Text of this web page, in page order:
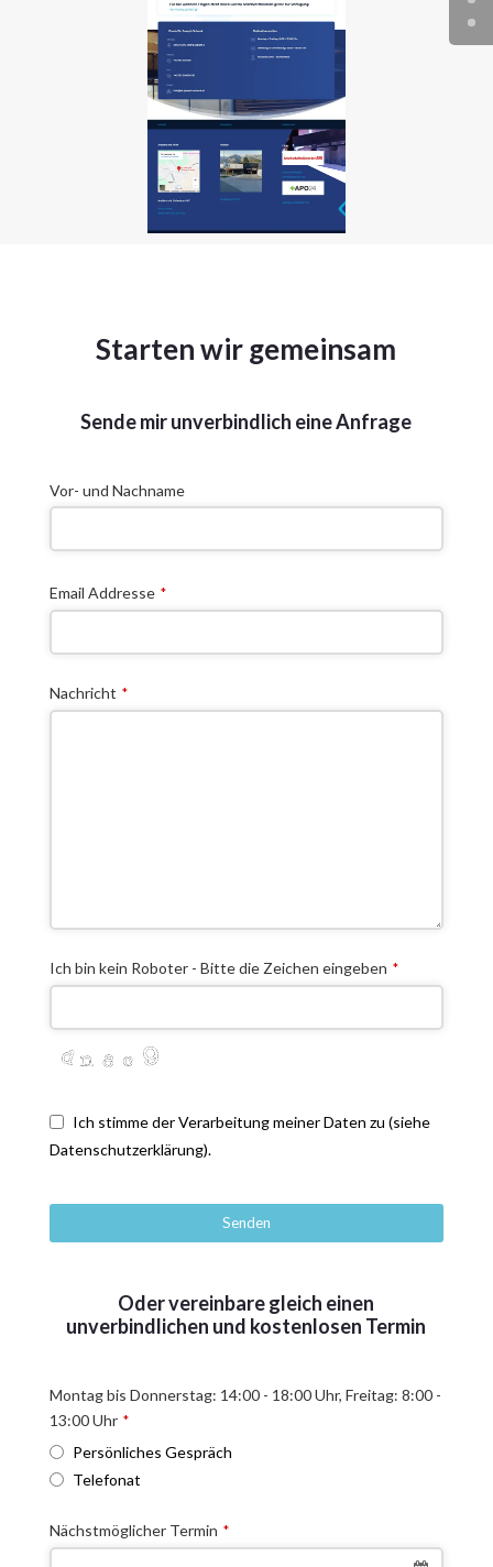
Starten wir gemeinsam
Sende mir unverbindlich eine Anfrage
Vor- und Nachname
Email Addresse *
Nachricht *
Ich bin kein Roboter - Bitte die Zeichen eingeben *
Ich stimme der Verarbeitung meiner Daten zu (siehe
Datenschutzerklärung).
Senden
i
e
l
d
h
o
Oder vereinbare gleich einen
unverbindlichen und kostenlosen Termin
Montag bis Donnerstag: 14:00 - 18:00 Uhr, Freitag: 8:00 -
13:00 Uhr *
Persönliches Gespräch
Telefonat
Nächstmöglicher Termin *